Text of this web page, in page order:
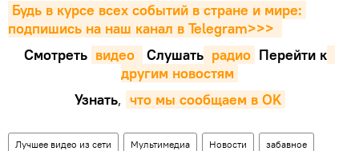
Будь в курсе всех событий в стране и мире:
подпишись на наш канал в Telegram>>>
Смотреть видео Cлушать радио Перейти к
другим новостям
Узнать, что мы сообщаем в OK
Лучшее видео из сети Мультимедиа Новости забавное